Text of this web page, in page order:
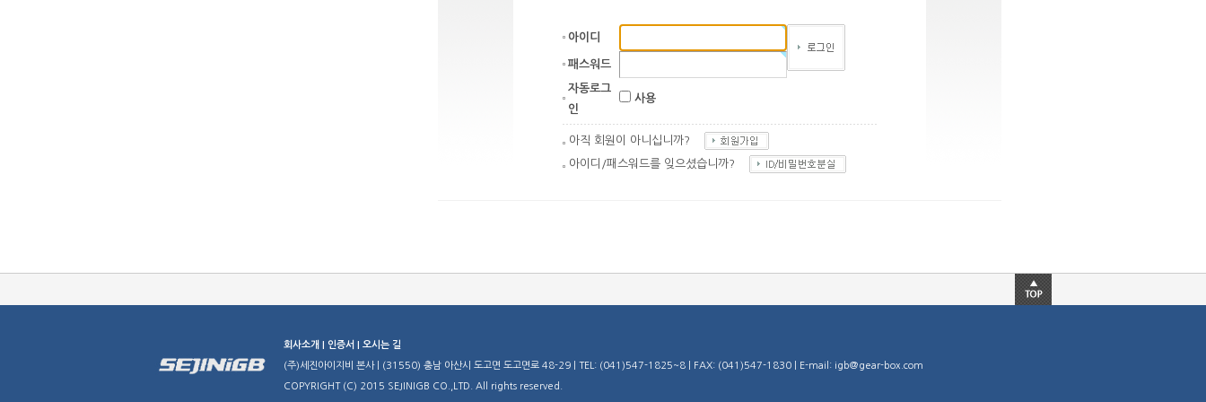
아이디
패스워드
자동로그
인
사용
아직 회원이 아니십니까?
아이디/패스워드를 잊으셨습니까?
회사소개 | 인증서 | 오시는 길
(주)세진아이지비 본사 | (31550) 충남 아산시 도고면 도고면로 48-29 | TEL: (041)547-1825~8 | FAX: (041)547-1830 | E-mail: igb@gear-box.com
COPYRIGHT (C) 2015 SEJINIGB CO.,LTD. All rights reserved.